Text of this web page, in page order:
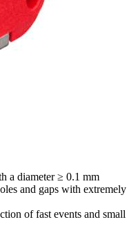
a diameter ≥ 0.1 mm
and gaps with extremely
of fast events and small